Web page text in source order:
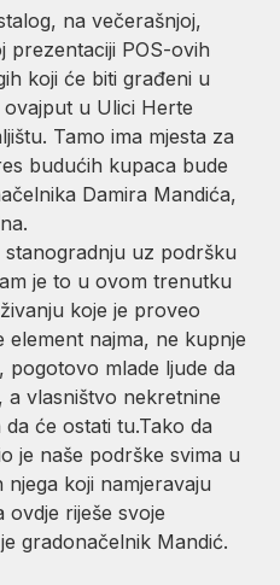
na večerašnjoj,
prezentaciji POS-ovih
koji će biti građeni u
u Ulici Herte
Tamo ima mjesta za
budućih kupaca bude
Damira Mandića,
stanogradnju uz podršku
je to u ovom trenutku
koje je proveo
element najma, ne kupnje
pogotovo mlade ljude da
vlasništvo nekretnine
će ostati tu.Tako da
je naše podrške svima u
koji namjeravaju
ovdje riješe svoje
gradonačelnik Mandić.